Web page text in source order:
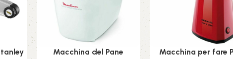
Macchina del Pane
Macchina per fare